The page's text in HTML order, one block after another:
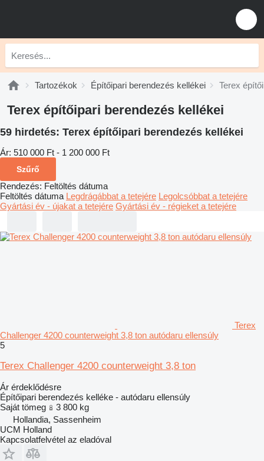
Tartozékok Építőipari berendezés kellékei Terex
Terex építőipari berendezés kellékei
59 hirdetés: Terex építőipari berendezés kellékei
Ár: 510 000 Ft - 1 200 000 Ft
Szűrő
Rendezés: Feltöltés dátuma
Feltöltés dátuma Legdrágábbat a tetejére Legolcsóbbat a tetejére
Gyártási év - újakat a tetejére Gyártási év - régieket a tetejére
Terex
Challenger 4200 counterweight 3,8 ton autódaru ellensúly
5
Terex Challenger 4200 counterweight 3,8 ton
Ár érdeklődésre
Építőipari berendezés kelléke - autódaru ellensúly
Saját tömeg
3 800 kg
Hollandia, Sassenheim
UCM Holland
Kapcsolatfelvétel az eladóval